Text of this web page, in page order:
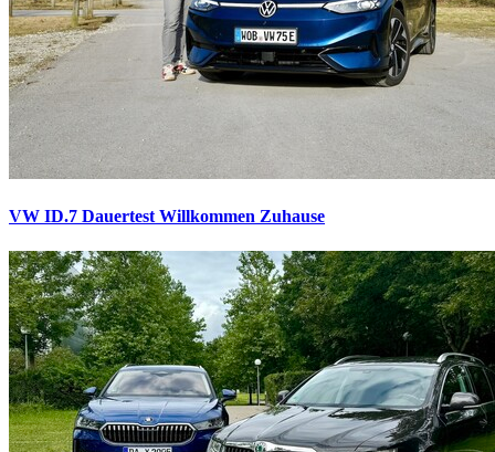
VW ID.7 Dauertest Willkommen Zuhause